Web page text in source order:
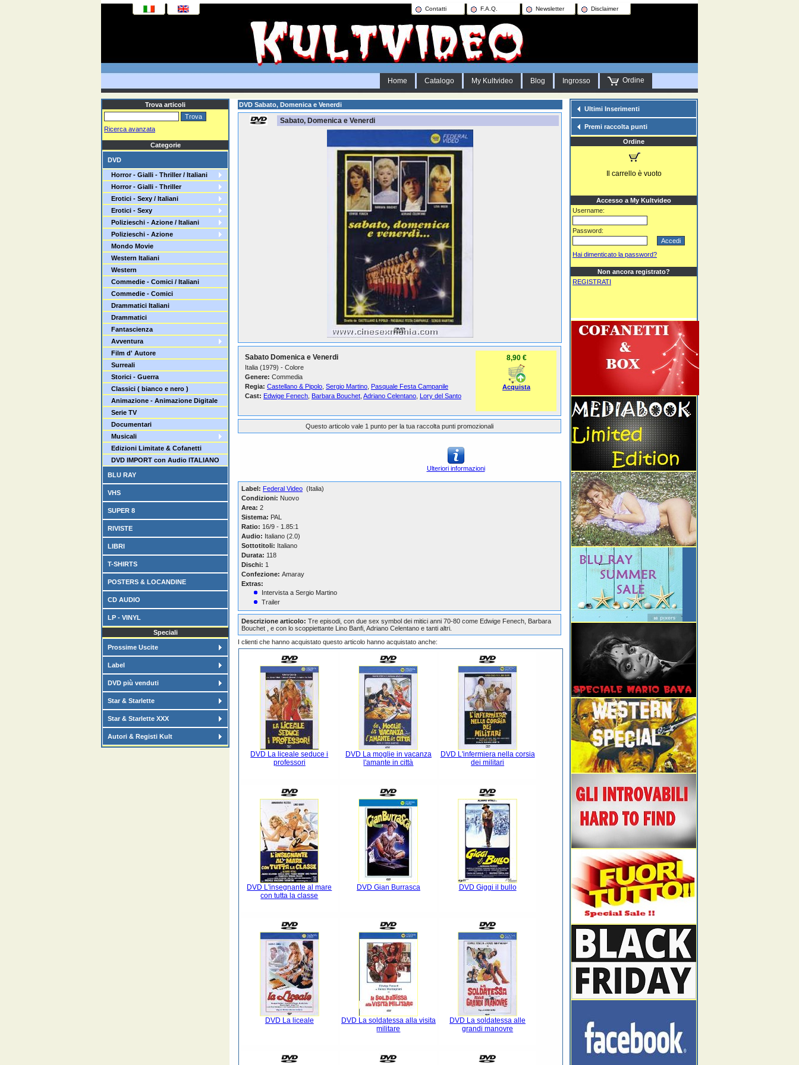
Contatti F.A.Q. Newsletter Disclaimer
Home Catalogo My Kultvideo Blog Ingrosso Ordine
Trova articoli
Ricerca avanzata
Categorie
DVD
Horror - Gialli - Thriller / Italiani
Horror - Gialli - Thriller
Erotici - Sexy / Italiani
Erotici - Sexy
Polizieschi - Azione / Italiani
Polizieschi - Azione
Mondo Movie
Western Italiani
Western
Commedie - Comici / Italiani
Commedie - Comici
Drammatici Italiani
Drammatici
Fantascienza
Avventura
Film d' Autore
Surreali
Storici - Guerra
Classici ( bianco e nero )
Animazione - Animazione Digitale
Serie TV
Documentari
Musicali
Edizioni Limitate & Cofanetti
DVD IMPORT con Audio ITALIANO
BLU RAY
VHS
SUPER 8
RIVISTE
LIBRI
T-SHIRTS
POSTERS & LOCANDINE
CD AUDIO
LP - VINYL
Speciali
Prossime Uscite
Label
DVD più venduti
Star & Starlette
Star & Starlette XXX
Autori & Registi Kult
DVD Sabato, Domenica e Venerdi
Sabato, Domenica e Venerdi
Sabato Domenica e Venerdi
Italia (1979) - Colore
Genere: Commedia
Regia: Castellano & Pipolo Sergio Martino Pasquale Festa Campanile
Cast: Edwige Fenech Barbara Bouchet Adriano Celentano Lory del Santo
8,90 €
Acquista
Questo articolo vale 1 punto per la tua raccolta punti promozionali
Ulteriori informazioni
Label: Federal Video (Italia)
Condizioni: Nuovo
Area: 2
Sistema: PAL
Ratio: 16/9 - 1.85:1
Audio: Italiano (2.0)
Sottotitoli: Italiano
Durata: 118
Dischi: 1
Confezione: Amaray
Extras:
Intervista a Sergio Martino
Trailer
Descrizione articolo: Tre episodi, con due sex symbol dei mitici anni 70-80 come Edwige Fenech, Barbara
Bouchet , e con lo scoppiettante Lino Banfi, Adriano Celentano e tanti altri.
I clienti che hanno acquistato questo articolo hanno acquistato anche:
DVD La liceale seduce i
professori
DVD La moglie in vacanza
l'amante in città
DVD L'infermiera nella corsia
dei militari
DVD L'insegnante al mare
con tutta la classe
DVD Gian Burrasca DVD Giggi il bullo
DVD La liceale
DVD La soldatessa alla visita
militare
DVD La soldatessa alle
grandi manovre
Ultimi Inserimenti
Premi raccolta punti
Ordine
Il carrello è vuoto
Accesso a My Kultvideo
Username:
Password:
Hai dimenticato la password?
Non ancora registrato?
REGISTRATI